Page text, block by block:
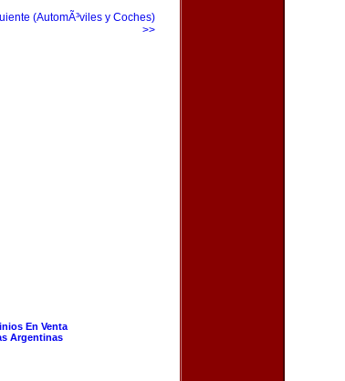
(AutomÃ³viles y Coches)
>>
En Venta
Argentinas